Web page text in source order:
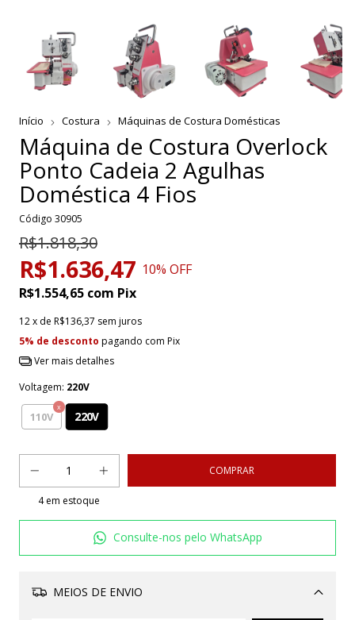
Início Costura Máquinas de Costura Domésticas
Máquina de Costura Overlock
Ponto Cadeia 2 Agulhas
Doméstica 4 Fios
Código 30905
R$1.818,30
R$1.636,47 10% OFF
R$1.554,65 com Pix
12x de R$136,37 sem juros
5% de desconto pagando com Pix
Ver mais detalhes
Voltagem: 220V
110V 220V
4em estoque
Consulte-nos pelo WhatsApp
MEIOS DE ENVIO